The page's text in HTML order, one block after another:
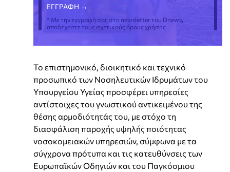
* Με την εγγραφή σας στο newsletter του Dnews,
αποδέχεστε τους σχετικούς όρους χρήσης
Το επιστημονικό, διοικητικό και τεχνικό
προσωπικό των Νοσηλευτικών Ιδρυμάτων του
Υπουργείου Υγείας προσφέρει υπηρεσίες
αντίστοιχες του γνωστικού αντικειμένου της
θέσης αρμοδιότητάς του, με στόχο τη
διασφάλιση παροχής υψηλής ποιότητας
νοσοκομειακών υπηρεσιών, σύμφωνα με τα
σύγχρονα πρότυπα και τις κατευθύνσεις των
Ευρωπαϊκών Οδηγιών και του Παγκόσμιου